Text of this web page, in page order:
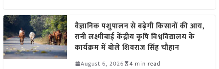
वैज्ञानिक पशुपालन से बढ़ेगी किसानों की आय,
रानी लक्ष्मीबाई केंद्रीय कृषि विश्वविद्यालय के
कार्यक्रम में बोले शिवराज सिंह चौहान
August 6, 2026 4 min read